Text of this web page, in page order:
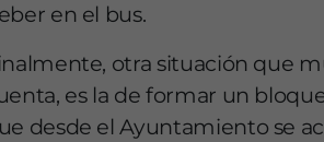
en el bus.
otra situación que
es la de formar un
desde el Ayuntamiento se